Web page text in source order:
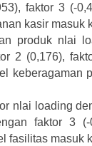
faktor 3 (-
kasir masuk
produk nlai
2 (0,176),
keberagaman
nlai loading
faktor 3
fasilitas masuk